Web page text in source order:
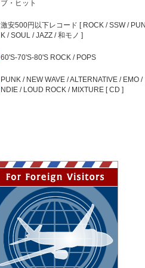
ブ・ヒット
激安500円以下レコード [ ROCK / SSW /
K / SOUL / JAZZ / 和モノ ]
60'S-70'S-80'S ROCK / POPS
PUNK / NEW WAVE / ALTERNATIVE / EMO /
NDIE / LOUD ROCK / MIXTURE [ CD ]